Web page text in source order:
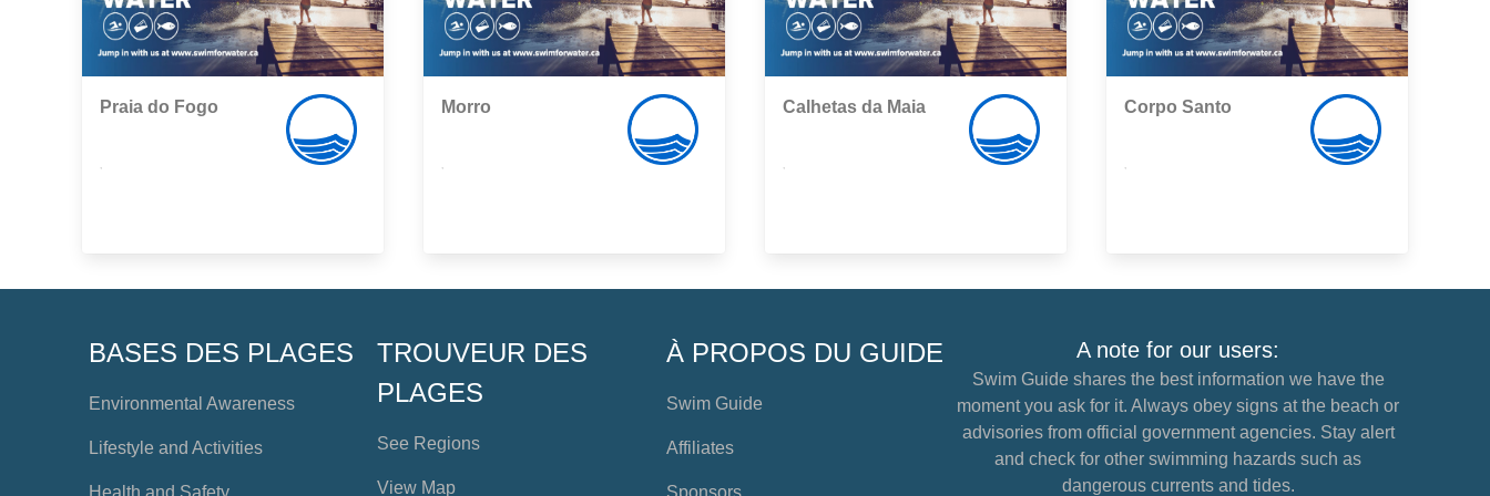
Praia do Fogo Morro Calhetas da Maia Corpo Santo
BASES DES PLAGES
Environmental Awareness
Lifestyle and Activities
Health and Safety
TROUVEUR DES
PLAGES
See Regions
View Map
À PROPOS DU GUIDE
Swim Guide
Affiliates
Sponsors
A note for our users:
Swim Guide shares the best information we have the
moment you ask for it. Always obey signs at the beach or
advisories from official government agencies. Stay alert
and check for other swimming hazards such as
dangerous currents and tides.